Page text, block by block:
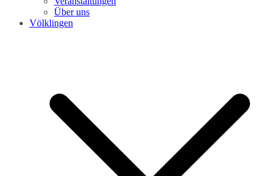
Über uns
Völklingen